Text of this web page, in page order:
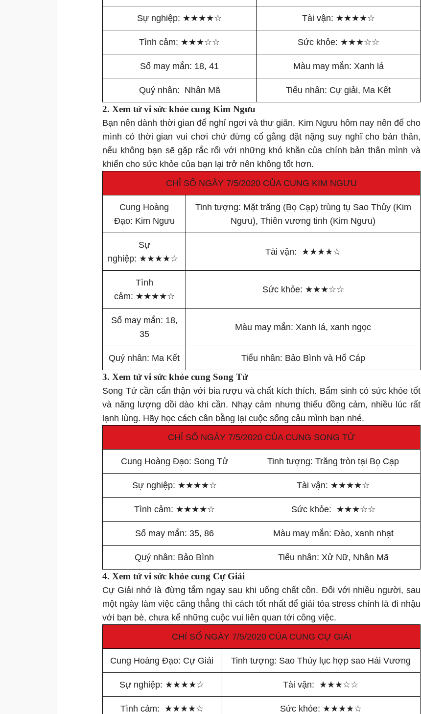
Sự nghiệp: ★★★★☆ Tài vận: ★★★★☆
Tình cảm: ★★★☆☆ Sức khỏe: ★★★☆☆
Số may mắn: 18, 41 Màu may mắn: Xanh lá
Quý nhân: Nhân Mã Tiểu nhân: Cự giải, Ma Kết
2. Xem tử vi sức khỏe cung Kim Ngưu
Bạn nên dành thời gian để nghỉ ngơi và thư giãn, Kim Ngưu hôm nay nên để cho
mình có thời gian vui chơi chứ đừng cố gắng đặt nặng suy nghĩ cho bản thân,
nếu không bạn sẽ gặp rắc rối với những khó khăn của chính bản thân mình và
khiến cho sức khỏe của bạn lại trở nên không tốt hơn.
CHỈ SỐ NGÀY 7/5/2020 CỦA CUNG KIM NGƯU
Cung Hoàng
Đạo: Kim Ngưu
Tinh tượng: Mặt trăng (Bọ Cạp) trùng tụ Sao Thủy (Kim
Ngưu), Thiên vương tinh (Kim Ngưu)
Sự
nghiệp: ★★★★☆
Tài vận: ★★★★☆
Tình
cảm: ★★★★☆
Sức khỏe: ★★★☆☆
Số may mắn: 18,
35
Màu may mắn: Xanh lá, xanh ngọc
Quý nhân: Ma Kết Tiểu nhân: Bảo Bình và Hổ Cáp
3. Xem tử vi sức khỏe cung Song Tử
Song Tử cần cẩn thận với bia rượu và chất kích thích. Bẩm sinh có sức khỏe tốt
và năng lượng dồi dào khi cần. Nhạy cảm nhưng thiếu đồng cảm, nhiều lúc rất
lạnh lùng. Hãy học cách cân bằng lại cuộc sống cảu mình bạn nhé.
CHỈ SỐ NGÀY 7/5/2020 CỦA CUNG SONG TỬ
Cung Hoàng Đạo: Song Tử Tinh tượng: Trăng tròn tại Bọ Cạp
Sự nghiệp: ★★★★☆ Tài vận: ★★★★☆
Tình cảm: ★★★★☆ Sức khỏe: ★★★☆☆
Số may mắn: 35, 86 Màu may mắn: Đào, xanh nhạt
Quý nhân: Bảo Bình Tiểu nhân: Xử Nữ, Nhân Mã
4. Xem tử vi sức khỏe cung Cự Giải
Cự Giải nhớ là đừng tắm ngay sau khi uống chất cồn. Đối với nhiều người, sau
một ngày làm việc căng thẳng thì cách tốt nhất để giải tỏa stress chính là đi nhậu
với bạn bè, chưa kể những cuộc vui liên quan tới công việc.
CHỈ SỐ NGÀY 7/5/2020 CỦA CUNG CỰ GIẢI
Cung Hoàng Đạo: Cự Giải Tinh tượng: Sao Thủy lục hợp sao Hải Vương
Sự nghiệp: ★★★★☆ Tài vận: ★★★☆☆
Tình cảm: ★★★★☆ Sức khỏe: ★★★★☆